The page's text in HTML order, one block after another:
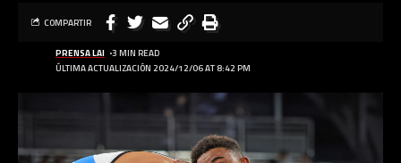
ÚLTIMA ACTUALIZACIÓN 2024/12/06 AT 8:42 PM
PRENSA LAI 3 MIN READ
COMPARTIR